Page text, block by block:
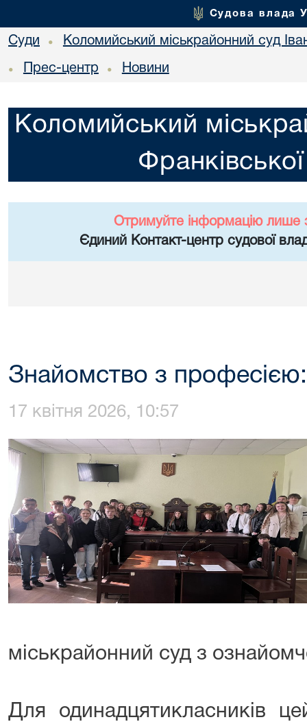
Судова влада
Суди • Коломийський міськрайонний суд
• Прес-центр • Новини
Коломийський
Отримуйте інформацію лише
Єдиний Контакт-центр судової
Знайомство з професією:
17 квітня 2026, 10:57
міськрайонний суд з
Для одинадцятикласників